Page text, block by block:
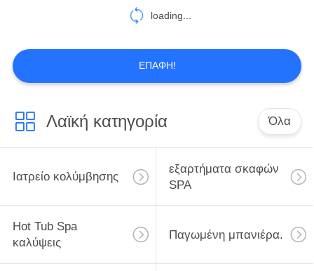
Hot Tub Spa βήματα
Κασέτα φίλτρων
SPA
163
loading...
ΕΠΑΦΉ!
Λαϊκή κατηγορία Όλα
Ιατρείο κολύμβησης
εξαρτήματα σκαφών
SPA
Hot Tub Spa
καλύψεις
Παγωμένη μπανιέρα.